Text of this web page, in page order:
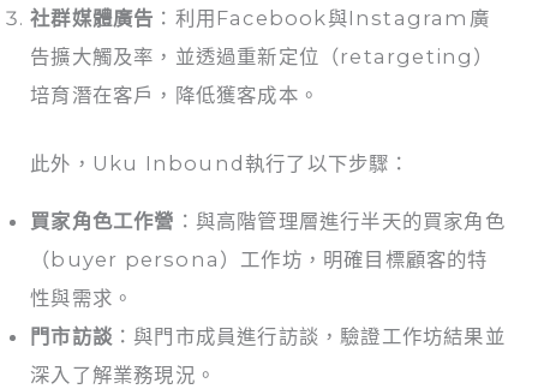
社群媒體廣告 ：利用Facebook與Instagram廣
告擴大觸及率，並透過重新定位（retargeting）
培育潛在客戶，降低獲客成本。
此外，Uku Inbound執行了以下步驟：
買家角色工作營 ：與高階管理層進行半天的買家角色
（buyer persona）工作坊，明確目標顧客的特
性與需求。
門市訪談 ：與門市成員進行訪談，驗證工作坊結果並
深入了解業務現況。